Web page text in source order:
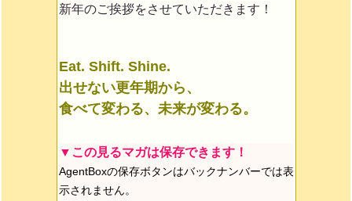
新年のご挨拶をさせていただきます！
Eat. Shift. Shine.
出せない更年期から、
食べて変わる、未来が変わる。
▼この見るマガは保存できます！
AgentBoxの保存ボタンはバックナンバーでは表
示されません。